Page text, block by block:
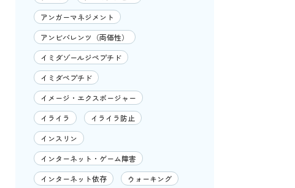
アンガーマネジメント
アンビバレンツ（両価性）
イミダゾールジペプチド
イミダペプチド
イメージ・エクスポージャー
イライラ
イライラ防止
インスリン
インターネット・ゲーム障害
インターネット依存
ウォーキング